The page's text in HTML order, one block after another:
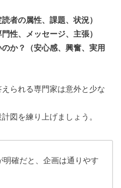
者の属性、課題、状況）
性、メッセージ、主張）
か？（安心感、興奮、実用
られる専門家は意外と少な
図を練り上げましょう。
明確だと、企画は通りやす